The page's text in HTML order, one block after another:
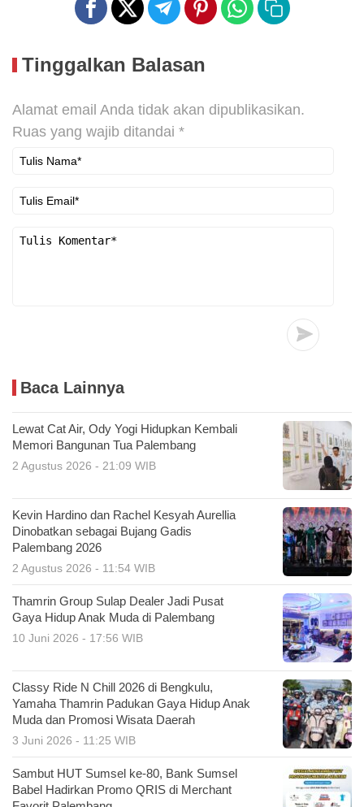
Tinggalkan Balasan
Alamat email Anda tidak akan dipublikasikan.
Ruas yang wajib ditandai *
Baca Lainnya
Lewat Cat Air, Ody Yogi Hidupkan Kembali
Memori Bangunan Tua Palembang
2 Agustus 2026 - 21:09 WIB
Kevin Hardino dan Rachel Kesyah Aurellia
Dinobatkan sebagai Bujang Gadis
Palembang 2026
2 Agustus 2026 - 11:54 WIB
Thamrin Group Sulap Dealer Jadi Pusat
Gaya Hidup Anak Muda di Palembang
10 Juni 2026 - 17:56 WIB
Classy Ride N Chill 2026 di Bengkulu,
Yamaha Thamrin Padukan Gaya Hidup Anak
Muda dan Promosi Wisata Daerah
3 Juni 2026 - 11:25 WIB
Sambut HUT Sumsel ke-80, Bank Sumsel
Babel Hadirkan Promo QRIS di Merchant